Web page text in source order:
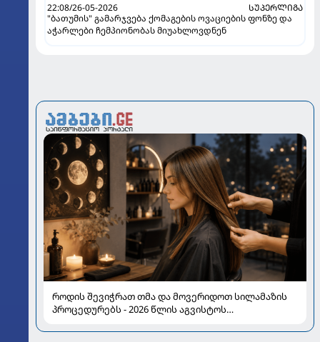
22:08/26-05-2026
ᲡᲣᲞᲔᲠᲚᲘᲒᲐ
"ბათუმის" გამარჯვება ქომაგების ოვაციების ფონზე და
აჭარლები ჩემპიონობას მიუახლოვდნენ
როდის შევიჭრათ თმა და მოვერიდოთ სილამაზის
პროცედურებს - 2026 წლის აგვისტოს